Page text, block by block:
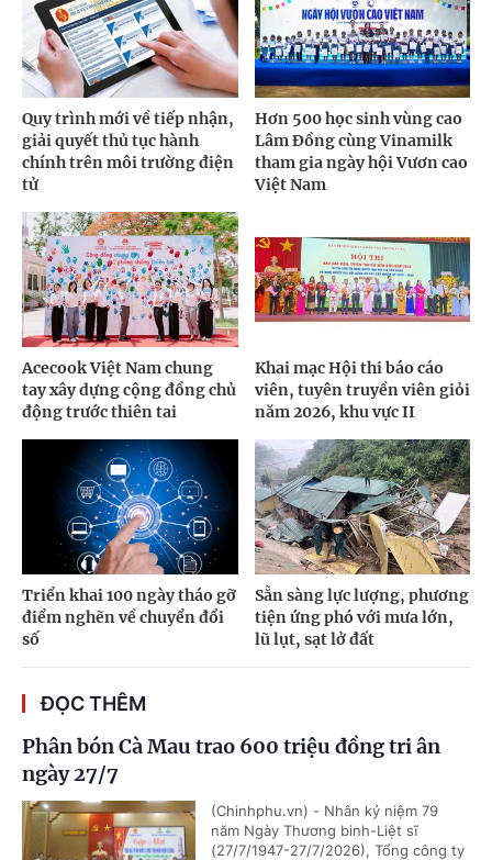
Quy trình mới về tiếp nhận,
giải quyết thủ tục hành
chính trên môi trường điện
tử
Hơn 500 học sinh vùng cao
Lâm Đồng cùng Vinamilk
tham gia ngày hội Vươn cao
Việt Nam
Acecook Việt Nam chung
tay xây dựng cộng đồng chủ
động trước thiên tai
Khai mạc Hội thi báo cáo
viên, tuyên truyền viên giỏi
năm 2026, khu vực II
Triển khai 100 ngày tháo gỡ
điểm nghẽn về chuyển đổi
số
Sẵn sàng lực lượng, phương
tiện ứng phó với mưa lớn,
lũ lụt, sạt lở đất
ĐỌC THÊM
Phân bón Cà Mau trao 600 triệu đồng tri ân
ngày 27/7
(Chinhphu.vn) - Nhân kỷ niệm 79
năm Ngày Thương binh-Liệt sĩ
(27/7/1947-27/7/2026), Tổng công ty